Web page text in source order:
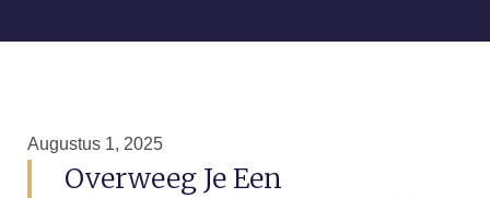
Augustus 1, 2025
Overweeg Je Een